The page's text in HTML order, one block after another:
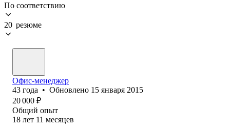
По соответствию
20 резюме
Офис-менеджер
43 года • Обновлено 15 января 2015
20 000 ₽
Общий опыт
18 лет 11 месяцев